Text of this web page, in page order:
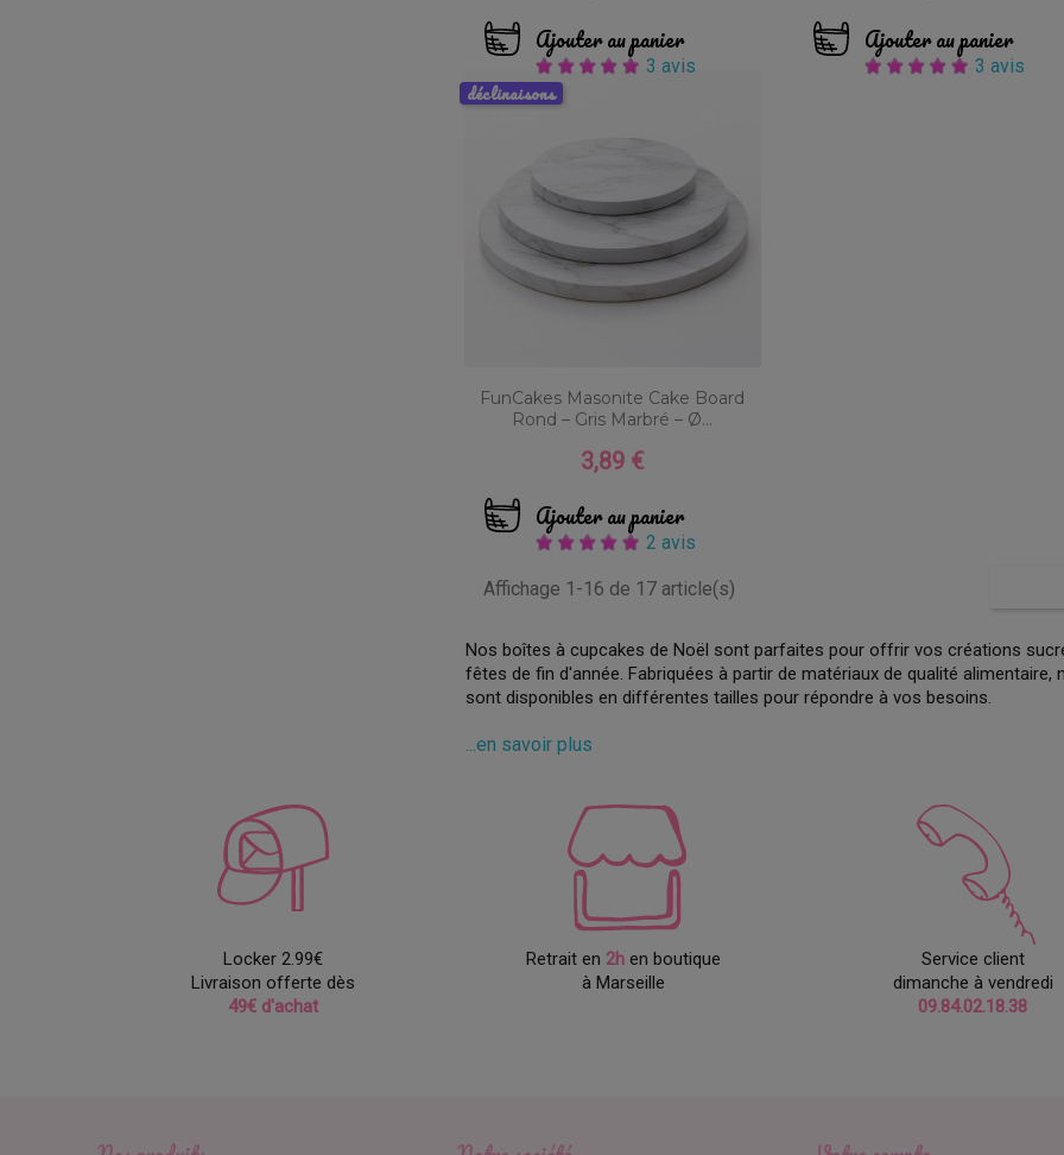
Ajouter au panier
3 avis
Ajouter au panier
3 avis
FunCakes Masonite Cake Board
Rond – Gris Marbré – Ø...
Prix
3,89 €
Ajouter au panier
2 avis
déclinaisons
Affichage 1-16 de 17 article(s)
Nos boîtes à cupcakes de Noël sont parfaites pour offrir vos créations
fêtes de fin d'année. Fabriquées à partir de matériaux de qualité
sont disponibles en différentes tailles pour répondre à vos besoins.
Nos présentoirs à cupcakes de Noël sont parfaits pour servir vos
Alors, ne manquez pas l'occasion d'impressionner vos proches et vos
présentés dans des boîtes et présentoirs à cupcakes de Noël qui feront
magie de Noël opérer.
...en savoir plus
Locker 2.99€
Livraison offerte dès
49€ d'achat
Retrait en 2hen boutique
à Marseille
Service client
dimanche à vendredi
09.84.02.18.38